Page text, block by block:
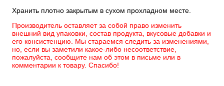
Хранить плотно закрытым в сухом прохладном месте.
Производитель оставляет за собой право изменить
внешний вид упаковки, состав продукта, вкусовые добавки и
его консистенцию. Мы стараемся следить за изменениями,
но, если вы заметили какое-либо несоответствие,
пожалуйста, сообщите нам об этом в письме или в
комментарии к товару. Спасибо!